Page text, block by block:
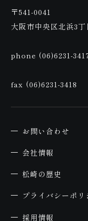
〒541-0041
大阪市中央区北浜3
phone (06)6231-
fax (06)6231-3418
お問い合わせ
会社情報
松崎の歴史
プライバシーポリ
採用情報